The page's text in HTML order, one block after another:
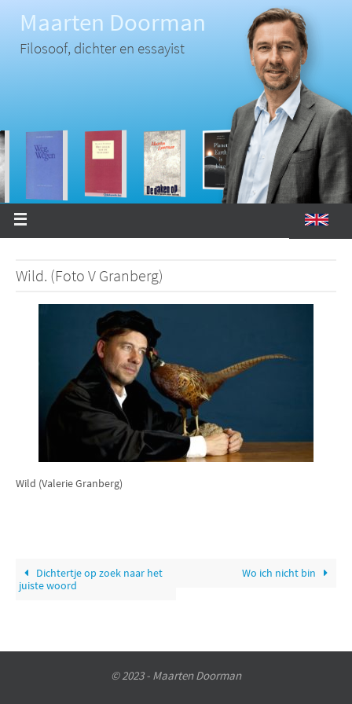
inhoud
Maarten Doorman
Filosoof, dichter en essayist
Wild. (Foto V Granberg)
Wild (Valerie Granberg)
Dichtertje op zoek naar het
juiste woord
Wo ich nicht bin
© 2023 - Maarten Doorman